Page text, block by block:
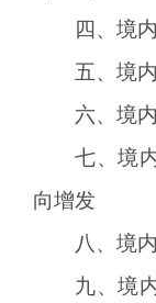
四、境
五、境
六、境
七、境
向增发
八、境
九、境